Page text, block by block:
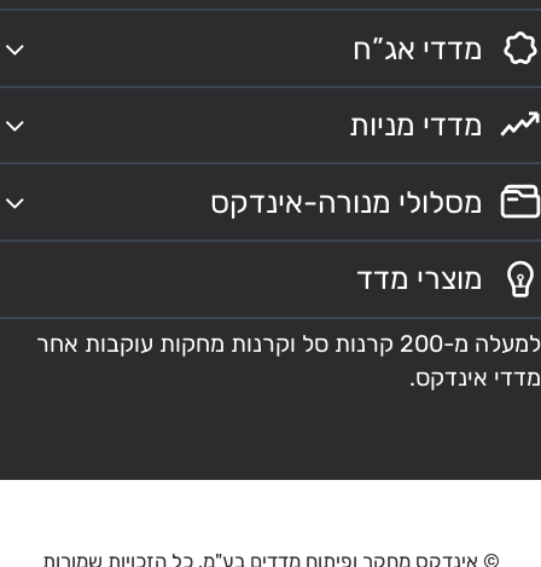
מדדי אג”ח
מדדי מניות
מסלולי מנורה-אינדקס
מוצרי מדד
למעלה מ-200 קרנות סל וקרנות מחקות עוקבות אחר
מדדי אינדקס.
© אינדקס מחקר ופיתוח מדדים בע"מ. כל הזכויות שמורות